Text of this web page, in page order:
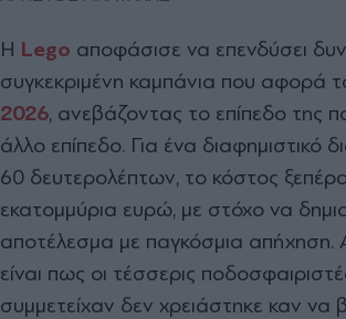
Η Lego αποφάσισε να επενδύσει
συγκεκριμένη καμπάνια που αφορά
2026, ανεβάζοντας το επίπεδο της
άλλο επίπεδο. Για ένα διαφημιστικό
60 δευτερολέπτων, το κόστος
εκατομμύρια ευρώ, με στόχο να
αποτέλεσμα με παγκόσμια απήχηση.
είναι πως οι τέσσερις
συμμετείχαν δεν χρειάστηκε καν να